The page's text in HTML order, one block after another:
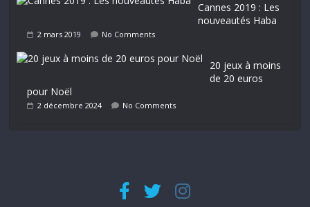
Cannes 2019 : Les
nouveautés Haba
2 mars 2019 No Comments
20 jeux à moins
de 20 euros
pour Noël
2 décembre 2024 No Comments